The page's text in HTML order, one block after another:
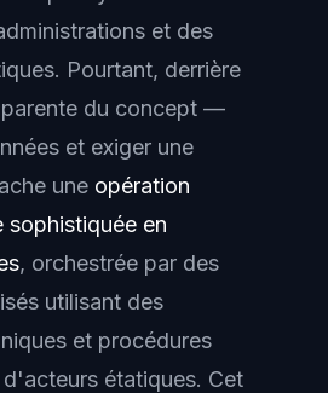
et des
Pourtant, derrière
du concept —
et exiger une
une opération
sophistiquée en
, orchestrée par des
utilisant des
et procédures
étatiques. Cet